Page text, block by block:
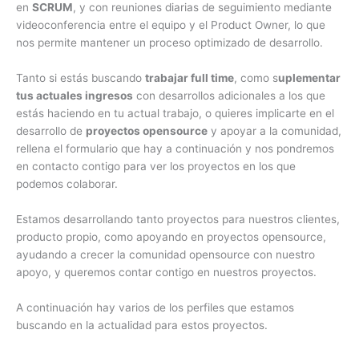
en SCRUM, y con reuniones diarias de seguimiento mediante
videoconferencia entre el equipo y el Product Owner, lo que
nos permite mantener un proceso optimizado de desarrollo.
Tanto si estás buscando trabajar full time, como suplementar
tus actuales ingresos con desarrollos adicionales a los que
estás haciendo en tu actual trabajo, o quieres implicarte en el
desarrollo de proyectos opensource y apoyar a la comunidad,
rellena el formulario que hay a continuación y nos pondremos
en contacto contigo para ver los proyectos en los que
podemos colaborar.
Estamos desarrollando tanto proyectos para nuestros clientes,
producto propio, como apoyando en proyectos opensource,
ayudando a crecer la comunidad opensource con nuestro
apoyo, y queremos contar contigo en nuestros proyectos.
A continuación hay varios de los perfiles que estamos
buscando en la actualidad para estos proyectos.